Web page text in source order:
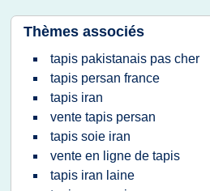
Thèmes associés
tapis pakistanais pas cher
tapis persan france
tapis iran
vente tapis persan
tapis soie iran
vente en ligne de tapis
tapis iran laine